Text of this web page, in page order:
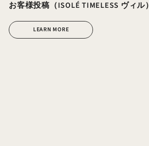
お客様投稿（ISOLÉ TIMELESS ヴィル）
LEARN MORE